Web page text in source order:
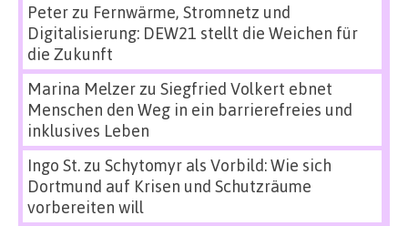
Peterzu Fernwärme, Stromnetz und
Digitalisierung: DEW21 stellt die Weichen für
die Zukunft
Marina Melzerzu Siegfried Volkert ebnet
Menschen den Weg in ein barrierefreies und
inklusives Leben
Ingo St.zu Schytomyr als Vorbild: Wie sich
Dortmund auf Krisen und Schutzräume
vorbereiten will